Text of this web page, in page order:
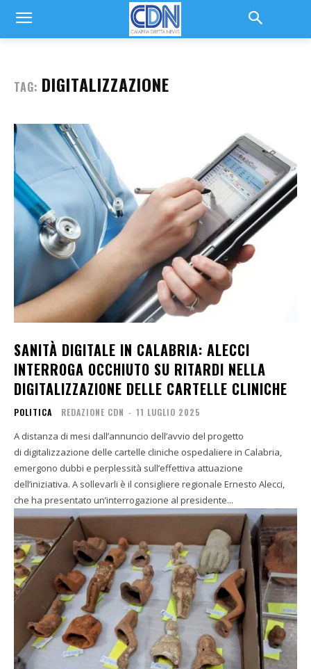
TAG: DIGITALIZZAZIONE
SANITÀ DIGITALE IN CALABRIA: ALECCI
INTERROGA OCCHIUTO SU RITARDI NELLA
DIGITALIZZAZIONE DELLE CARTELLE CLINICHE
POLITICA REDAZIONE CDN - 11 LUGLIO 2025
A distanza di mesi dall’annuncio dell’avvio del progetto
di digitalizzazione delle cartelle cliniche ospedaliere in Calabria,
emergono dubbi e perplessità sull’effettiva attuazione
dell’iniziativa. A sollevarli è il consigliere regionale Ernesto Alecci,
che ha presentato un’interrogazione al presidente...